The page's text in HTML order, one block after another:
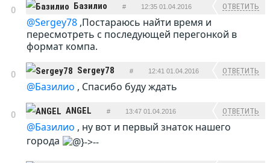
0 Базилио # 12:35 01.04.2016 ОТВЕТИТЬ
@Sergey78 ,Постараюсь найти время и
пересмотреть с последующей перегонкой в
формат компа.
0 Sergey78 # 12:41 01.04.2016 ОТВЕТИТЬ
@Базилио , Спасибо буду ждать
0 ANGEL # 13:47 01.04.2016 ОТВЕТИТЬ
@Базилио , ну вот и первый знаток нашего
города